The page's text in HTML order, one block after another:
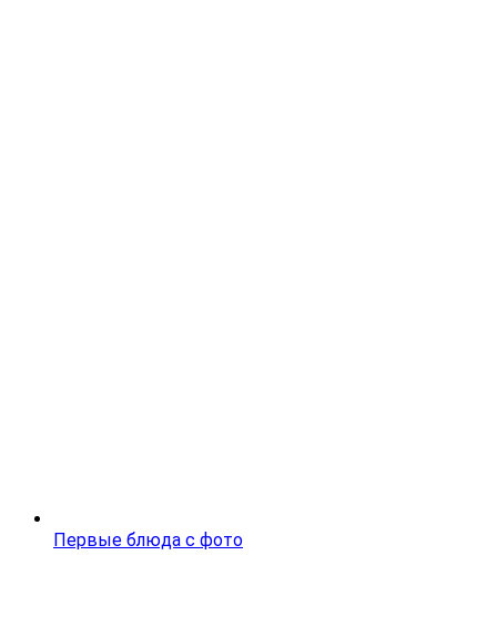
Первые блюда с фото